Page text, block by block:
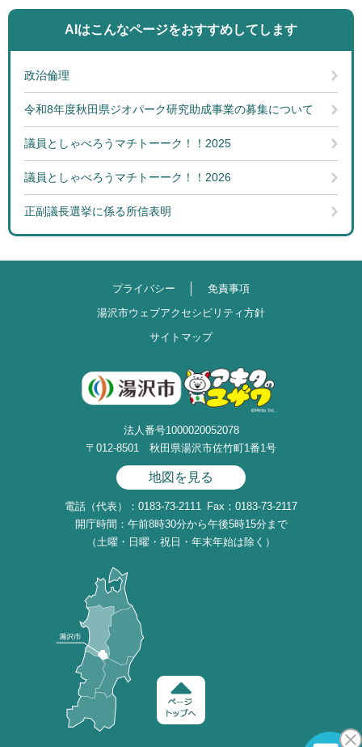
AIはこんなページをおすすめしてします
政治倫理
令和8年度秋田県ジオパーク研究助成事業の募集について
議員としゃべろうマチトーーク！！2025
議員としゃべろうマチトーーク！！2026
正副議長選挙に係る所信表明
プライバシー
免責事項
湯沢市ウェブアクセシビリティ方針
サイトマップ
法人番号1000020052078
〒012-8501 秋田県湯沢市佐竹町1番1号
地図を見る
電話（代表）：0183-73-2111 Fax：0183-73-2117
開庁時間：午前8時30分から午後5時15分まで
（土曜・日曜・祝日・年末年始は除く）